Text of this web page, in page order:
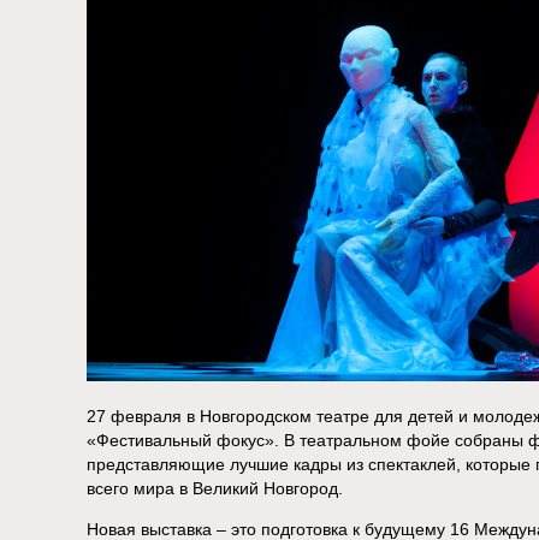
27 февраля в Новгородском театре для детей и
«Фестивальный фокус». В театральном фойе собраны
представляющие лучшие кадры из спектаклей, которые
всего мира в Великий Новгород.
Новая выставка – это подготовка к будущему 16